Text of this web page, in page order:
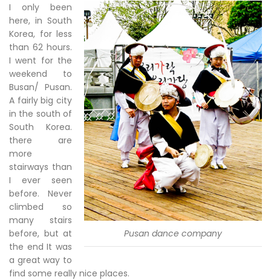
Pusan dance company
I only been
here, in South
Korea, for less
than 62 hours.
I went for the
weekend to
Busan/ Pusan.
A fairly big city
in the south of
South Korea.
there are
more
stairways than
I ever seen
before. Never
climbed so
many stairs
before, but at
the end It was
a great way to
find some really nice places.